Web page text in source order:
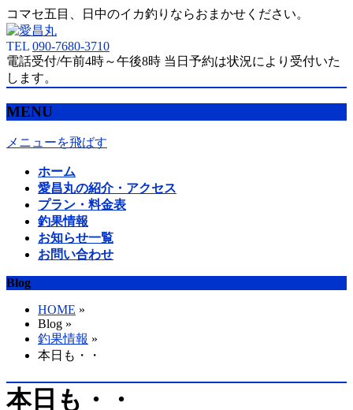
コマセ五目、日中のイカ釣りならおまかせください。
TEL 090-7680-3710
電話受付/午前4時～午後8時 当日予約は状況により受付いた
します。
MENU
メニューを飛ばす
ホーム
愛昌丸の紹介・アクセス
プラン・料金表
釣果情報
お知らせ一覧
お問い合わせ
Blog
HOME »
Blog »
釣果情報 »
本日も・・
本日も・・